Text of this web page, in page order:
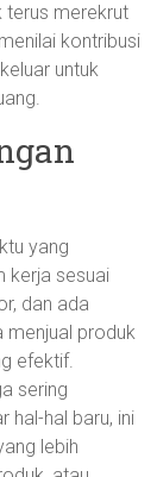
terus merekrut
kontribusi
untuk
yang
kerja sesuai
dan ada
menjual produk
efektif.
sering
hal-hal baru, ini
lebih